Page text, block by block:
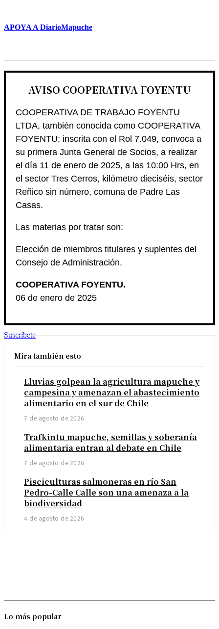
APOYA A DiarioMapuche
AVISO COOPERATIVA FOYENTU
COOPERATIVA DE TRABAJO FOYENTU
LTDA, también conocida como COOPERATIVA
FOYENTU; inscrita con el Rol 7.049, convoca a
su primera Junta General de Socios, a realizar
el día 11 de enero de 2025, a las 10:00 Hrs, en
el sector Tres Cerros, kilómetro dieciséis, sector
Reñico sin número, comuna de Padre Las
Casas.
Las materias por tratar son:
Elección de miembros titulares y suplentes del
Consejo de Administración.
COOPERATIVA FOYENTU.
06 de enero de 2025
Suscríbete
Mira también esto
Lluvias golpean la agricultura mapuche y
campesina y amenazan el abastecimiento
alimentario en el sur de Chile
7 de agosto de 2026
Trafkintu mapuche, semillas y soberanía
alimentaria entran al debate en Chile
7 de agosto de 2026
Pisciculturas salmoneras en río San
Pedro-Calle Calle son una amenaza a la
biodiversidad
4 de agosto de 2026
Lo más popular